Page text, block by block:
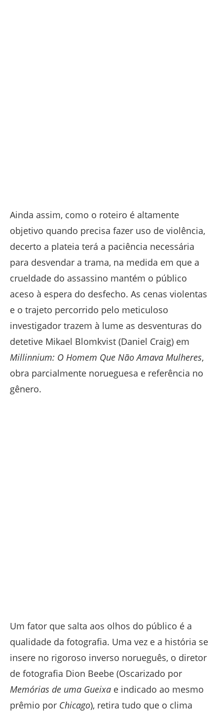
Ainda assim, como o roteiro é altamente
objetivo quando precisa fazer uso de violência,
decerto a plateia terá a paciência necessária
para desvendar a trama, na medida em que a
crueldade do assassino mantém o público
aceso à espera do desfecho. As cenas violentas
e o trajeto percorrido pelo meticuloso
investigador trazem à lume as desventuras do
detetive Mikael Blomkvist (Daniel Craig) em
Millinnium: O Homem Que Não Amava Mulheres,
obra parcialmente norueguesa e referência no
gênero.
Um fator que salta aos olhos do público é a
qualidade da fotografia. Uma vez e a história se
insere no rigoroso inverso norueguês, o diretor
de fotografia Dion Beebe (Oscarizado por
Memórias de uma Gueixa e indicado ao mesmo
prêmio por Chicago), retira tudo que o clima